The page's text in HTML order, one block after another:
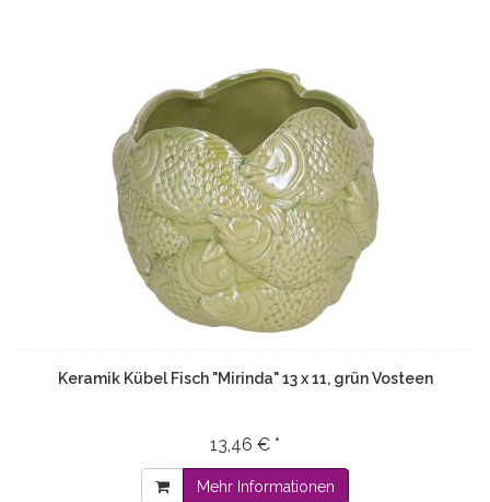
Keramik Kübel Fisch "Mirinda" 13 x 11, grün Vosteen
13,46 € *
Mehr Informationen